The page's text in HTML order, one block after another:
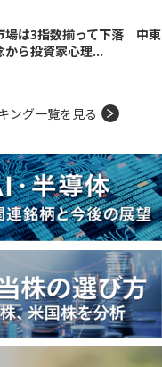
場は3指数揃って下落 中東
から投資家心理...
ング一覧を見る